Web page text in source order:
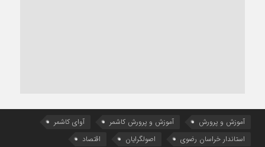
آموزش و پرورش آموزش و پرورش کاشمر
آوای کاشمر
استاندار خراسان رضوی
اصولگرایان
اقتصاد